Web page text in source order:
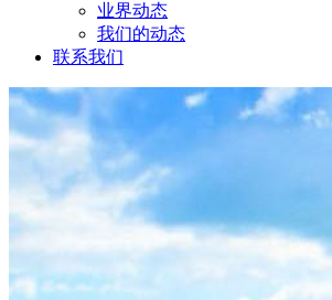
业界动态
我们的动态
联系我们